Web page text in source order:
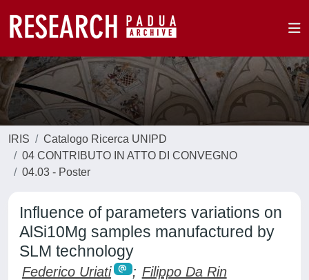
IRIS
Catalogo Ricerca UNIPD
04 CONTRIBUTO IN ATTO DI CONVEGNO
04.03 - Poster
Influence of parameters variations on
AlSi10Mg samples manufactured by
SLM technology
Federico Uriati ; Filippo Da Rin